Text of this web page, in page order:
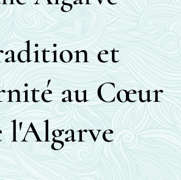
et
au Cœur
l'Algarve